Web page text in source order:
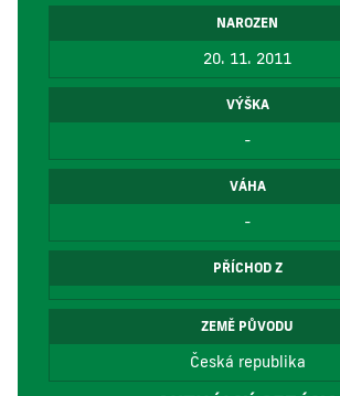
NAROZEN
20. 11. 2011
VÝŠKA
-
VÁHA
-
PŘÍCHOD Z
ZEMĚ PŮVODU
Česká republika